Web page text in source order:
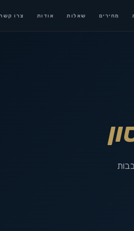
מחירים שאלות אודות צרו קשר